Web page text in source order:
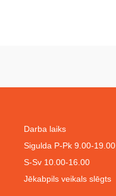
Darba laiks
Sigulda P-Pk 9.00-19.00
S-Sv 10.00-16.00
Jēkabpils veikals slēgts